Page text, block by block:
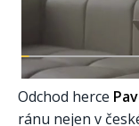
Odchod herce
ránu nejen v